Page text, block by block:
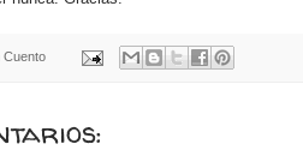
Cuento